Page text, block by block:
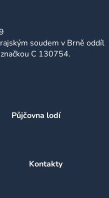
soudem v Brně oddíl
C 130754.
Půjčovna lodí
Kontakty